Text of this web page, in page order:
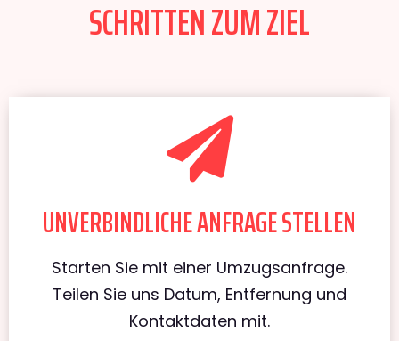
SCHRITTEN ZUM ZIEL
UNVERBINDLICHE ANFRAGE STELLEN
Starten Sie mit einer Umzugsanfrage.
Teilen Sie uns Datum, Entfernung und
Kontaktdaten mit.